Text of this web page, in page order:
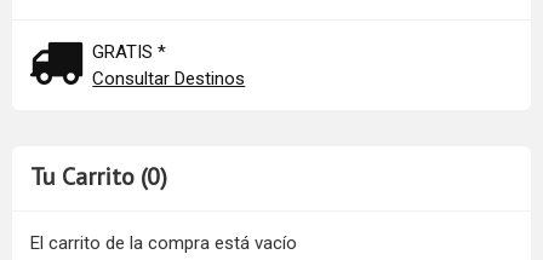
GRATIS *
Consultar Destinos
Tu Carrito (0)
El carrito de la compra está vacío